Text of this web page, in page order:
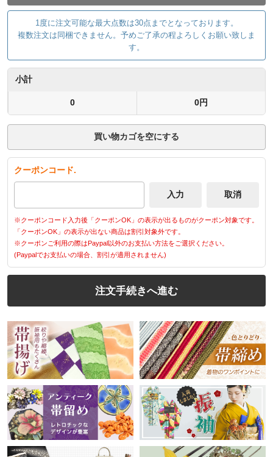
1度に注文可能な最大点数は30点までとなっております。
複数注文は同梱できません。予めご了承の程よろしくお願い致しま
す。
小計
0 0円
買い物カゴを空にする
クーポンコード.
※クーポンコード入力後「クーポンOK」の表示が出るものがクーポン対象です。
「クーポンOK」の表示が出ない商品は割引対象外です。
※クーポンご利用の際はPaypal以外のお支払い方法をご選択ください。
(Paypalでお支払いの場合、割引が適用されません)
注文手続きへ進む